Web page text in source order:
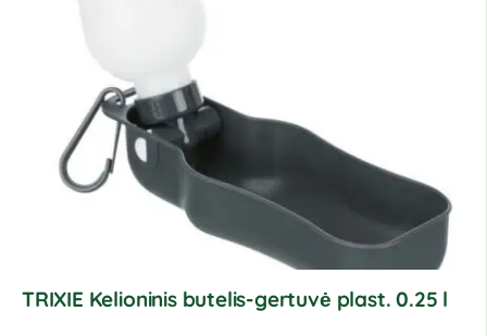
TRIXIE Kelioninis butelis-gertuvė plast. 0.25 l